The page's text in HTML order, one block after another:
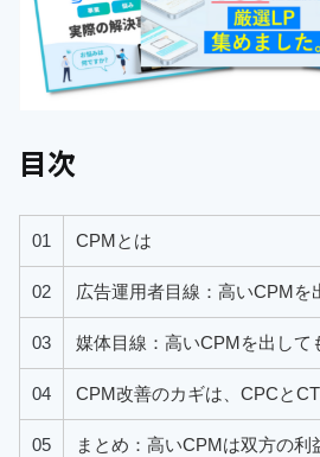
目次
01 CPMとは
02 広告運用者目線：高いCPMを
03 媒体目線：高いCPMを出して
04 CPM改善のカギは、CPCと
05 まとめ：高いCPMは双方の利